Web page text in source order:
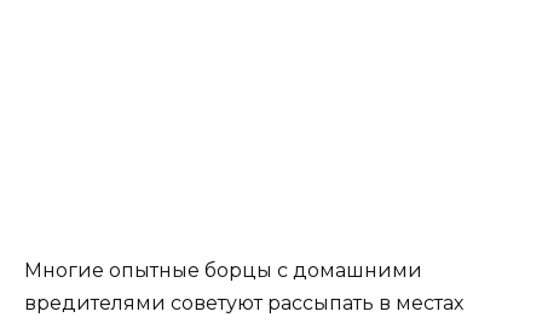
Многие опытные борцы с домашними
вредителями советуют рассыпать в местах